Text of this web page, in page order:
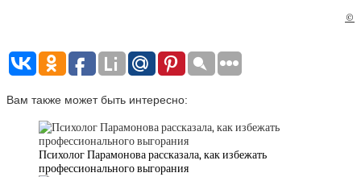
©
Вам также может быть интересно:
Психолог Парамонова рассказала, как избежать
профессионального выгорания